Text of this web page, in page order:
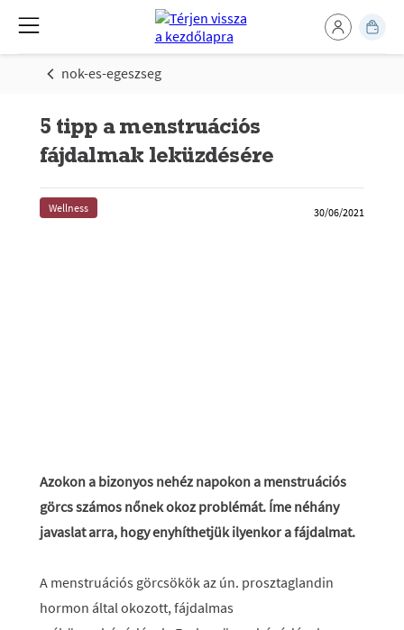
nok-es-egeszseg
5 tipp a menstruációs
fájdalmak leküzdésére
Wellness 30/06/2021
Azokon a bizonyos nehéz napokon a menstruációs
görcs számos nőnek okoz problémát. Íme néhány
javaslat arra, hogy enyhíthetjük ilyenkor a fájdalmat.
A menstruációs görcsökök az ún. prosztaglandin
hormon által okozott, fájdalmas